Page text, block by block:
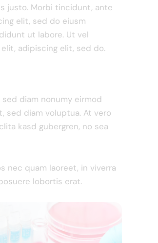
justo. Morbi tincidunt, ante
elit, sed do eiusm
ut labore. Ut vel
adipiscing elit, sed do.
diam nonumy eirmod
sed diam voluptua. At vero
kasd gubergren, no sea
nec quam laoreet, in viverra
lobortis erat.